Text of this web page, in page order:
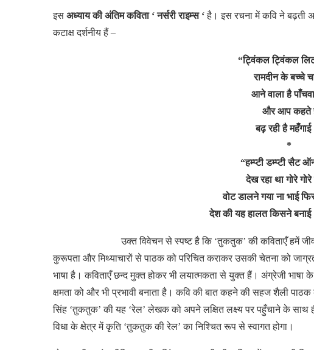
इस अध्याय की अंतिम कविता ‘ नर्सरी राइम्स ‘है। इस रचना में कवि ने बढ़ती
कटाक्ष दर्शनीय हैं –
“ट्विंकल ट्विंकल
रामदीन के बच्चे
आने वाला है
और आप कहते
बढ़ रही है
*
“हम्प्टी डम्प्टी सैट
देख रहा था गोरे
वोट डालने गया ना भाई
देश की यह हालत किसने
उक्त विवेचन से स्पष्ट है कि ‘तुकतुक’ की कविताएँ हमें
कुरूपता और मिथ्याचारों से पाठक को परिचित कराकर उसकी चेतना को
भाषा है। कविताएँ छन्द मुक्त होकर भी लयात्मकता से युक्त हैं। अंग्रेजी भाषा के
क्षमता को और भी प्रभावी बनाता है। कवि की बात कहने की सहज शैली पाठक
सिंह ‘तुकतुक’ की यह ‘रेल’ लेखक को अपने लक्षित लक्ष्य पर पहुँचाने के साथ
विधा के क्षेत्र में कृति ‘तुकतुक की रेल’ का निश्चित रूप से स्वागत होगा।